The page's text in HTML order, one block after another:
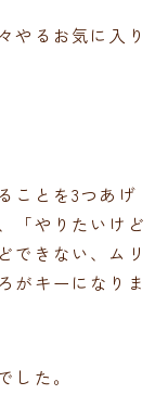
やるお気に入り
ことを3つあげ
「やりたいけど
できない、ムリ
がキーになりま
した。